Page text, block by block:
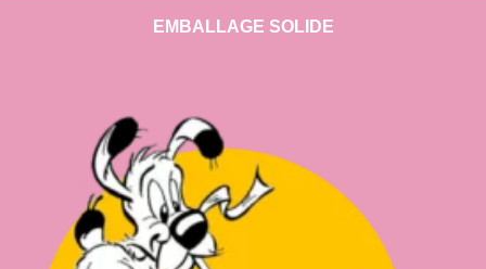
EMBALLAGE SOLIDE